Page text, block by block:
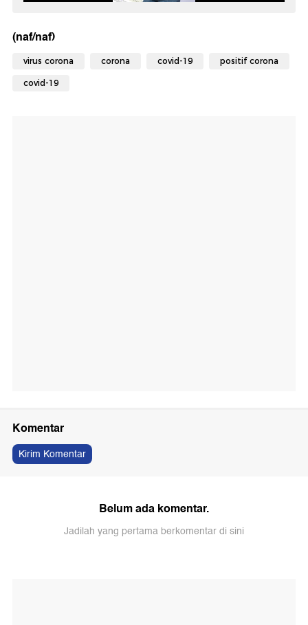
(naf/naf)
virus corona corona covid-19 positif corona
covid-19
Komentar
Kirim Komentar
Belum ada komentar.
Jadilah yang pertama berkomentar di sini